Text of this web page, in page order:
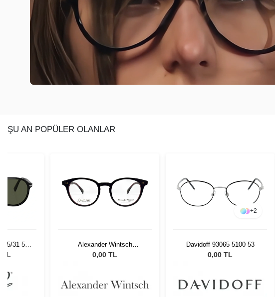
ŞU AN POPÜLER OLANLAR
95/31 55
TL
Alexander Wintsch
AWD5002 C4
0,00 TL
+2
Davidoff 93065 5100 53
0,00 TL